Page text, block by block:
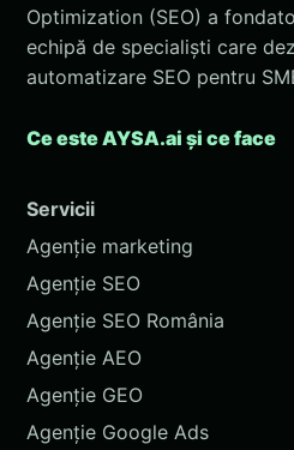
Optimization (SEO) a
echipă de specialiști care
automatizare SEO pentru
Ce este AYSA.ai și ce face
Servicii
Agenție marketing
Agenție SEO
Agenție SEO România
Agenție AEO
Agenție GEO
Agenție Google Ads